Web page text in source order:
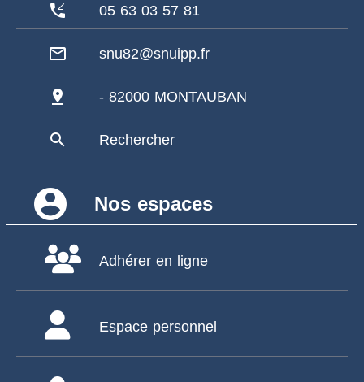
phone_callback 05 63 03 57 81
mail_outline snu82@snuipp.fr
pin_drop - 82000 MONTAUBAN
search Rechercher
account_circle Nos espaces
Adhérer en ligne
Espace personnel